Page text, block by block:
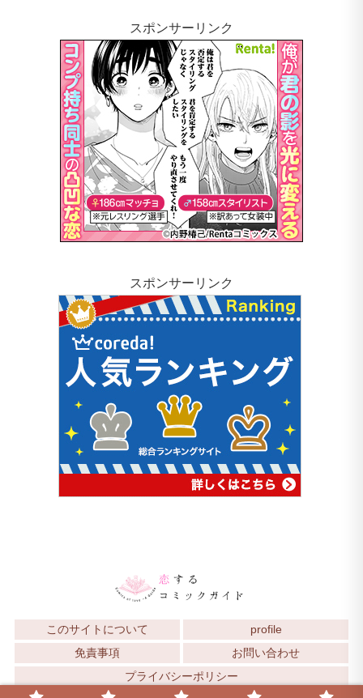
スポンサーリンク
スポンサーリンク
このサイトについて
profile
免責事項
お問い合わせ
プライバシーポリシー